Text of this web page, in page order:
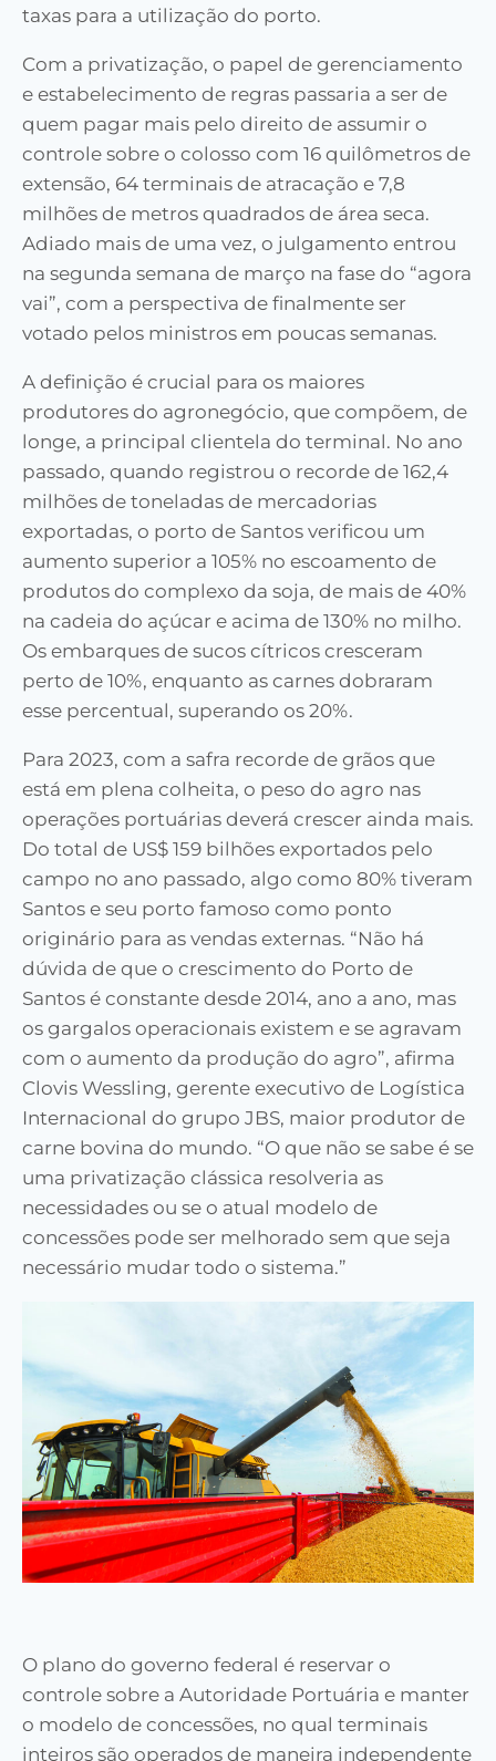
taxas para a utilização do porto.
Com a privatização, o papel de gerenciamento
e estabelecimento de regras passaria a ser de
quem pagar mais pelo direito de assumir o
controle sobre o colosso com 16 quilômetros de
extensão, 64 terminais de atracação e 7,8
milhões de metros quadrados de área seca.
Adiado mais de uma vez, o julgamento entrou
na segunda semana de março na fase do “agora
vai”, com a perspectiva de finalmente ser
votado pelos ministros em poucas semanas.
A definição é crucial para os maiores
produtores do agronegócio, que compõem, de
longe, a principal clientela do terminal. No ano
passado, quando registrou o recorde de 162,4
milhões de toneladas de mercadorias
exportadas, o porto de Santos verificou um
aumento superior a 105% no escoamento de
produtos do complexo da soja, de mais de 40%
na cadeia do açúcar e acima de 130% no milho.
Os embarques de sucos cítricos cresceram
perto de 10%, enquanto as carnes dobraram
esse percentual, superando os 20%.
Para 2023, com a safra recorde de grãos que
está em plena colheita, o peso do agro nas
operações portuárias deverá crescer ainda mais.
Do total de US$ 159 bilhões exportados pelo
campo no ano passado, algo como 80% tiveram
Santos e seu porto famoso como ponto
originário para as vendas externas. “Não há
dúvida de que o crescimento do Porto de
Santos é constante desde 2014, ano a ano, mas
os gargalos operacionais existem e se agravam
com o aumento da produção do agro”, afirma
Clovis Wessling, gerente executivo de Logística
Internacional do grupo JBS, maior produtor de
carne bovina do mundo. “O que não se sabe é se
uma privatização clássica resolveria as
necessidades ou se o atual modelo de
concessões pode ser melhorado sem que seja
necessário mudar todo o sistema.”
O plano do governo federal é reservar o
controle sobre a Autoridade Portuária e manter
o modelo de concessões, no qual terminais
inteiros são operados de maneira independente